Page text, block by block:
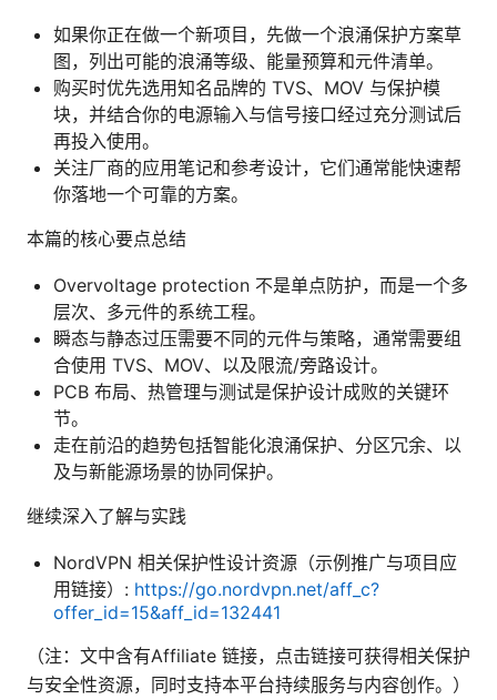
如果你正在做一个新项目，先做一个浪涌保护方案草
图，列出可能的浪涌等级、能量预算和元件清单。
购买时优先选用知名品牌的 TVS、MOV 与保护模
块，并结合你的电源输入与信号接口经过充分测试后
再投入使用。
关注厂商的应用笔记和参考设计，它们通常能快速帮
你落地一个可靠的方案。
本篇的核心要点总结
Overvoltage protection 不是单点防护，而是一个多
层次、多元件的系统工程。
瞬态与静态过压需要不同的元件与策略，通常需要组
合使用 TVS、MOV、以及限流/旁路设计。
PCB 布局、热管理与测试是保护设计成败的关键环
节。
走在前沿的趋势包括智能化浪涌保护、分区冗余、以
及与新能源场景的协同保护。
继续深入了解与实践
NordVPN 相关保护性设计资源（示例推广与项目应
用链接）: https://go.nordvpn.net/aff_c?
offer_id=15&aff_id=132441
（注：文中含有Affiliate 链接，点击链接可获得相关保护
与安全性资源，同时支持本平台持续服务与内容创作。）